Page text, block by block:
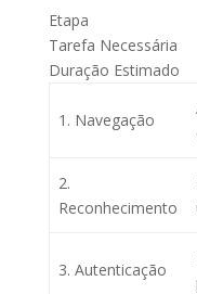
Etapa
Tarefa Necessária
Duração Estimado
1. Navegação
2.
Reconhecimento
3. Autenticação